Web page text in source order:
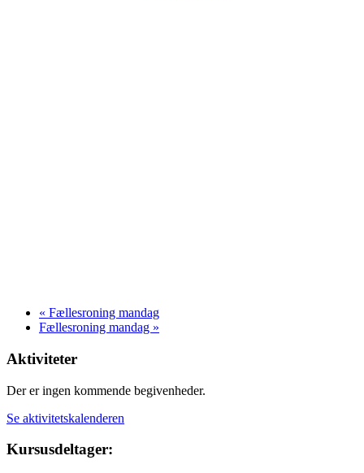
« Fællesroning mandag
Fællesroning mandag »
Aktiviteter
Der er ingen kommende begivenheder.
Se aktivitetskalenderen
Kursusdeltager: